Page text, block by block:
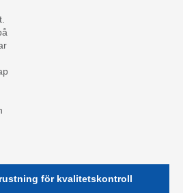
för kvalitetskontroll